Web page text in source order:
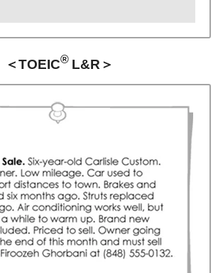
＜TOEIC® L&R＞